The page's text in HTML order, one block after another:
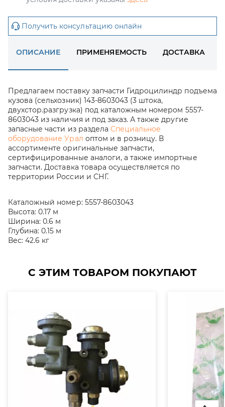
Получить консультацию онлайн
ОПИСАНИЕ ПРИМЕНЯЕМОСТЬ ДОСТАВКА
Предлагаем поставку запчасти Гидроцилиндр подъема
кузова (сельхозник) 143-8603043 (3 штока,
двухстор.разгрузка) под каталожным номером 5557-
8603043 из наличия и под заказ. А также другие
запасные части из раздела Специальное
оборудование Урал оптом и в розницу. В
ассортименте оригинальные запчасти,
сертифицированные аналоги, а также импортные
запчасти. Доставка товара осуществляется по
территории России и СНГ.
Каталожный номер: 5557-8603043
Высота: 0.17 м
Ширина: 0.6 м
Глубина: 0.15 м
Вес: 42.6 кг
С ЭТИМ ТОВАРОМ ПОКУПАЮТ